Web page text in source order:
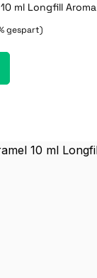
ml Longfill Aroma
gespart)